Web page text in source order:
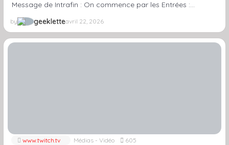
Message de Intrafin : On commence par les Entrées :…
by geekletteavril 22, 2026
www.twitch.tv Médias - Vidéo 605